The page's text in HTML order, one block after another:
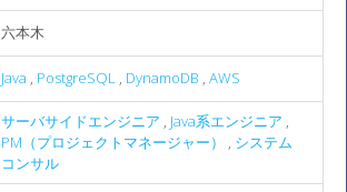
六本木
Java , PostgreSQL , DynamoDB , AWS
サーバサイドエンジニア , Java系エンジニア ,
PM（プロジェクトマネージャー）
, システム
コンサル